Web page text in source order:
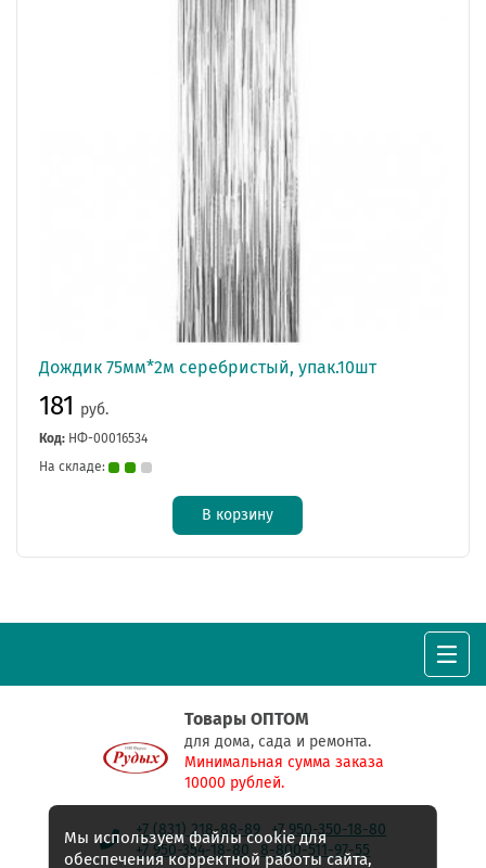
Дождик 75мм*2м серебристый, упак.10шт
181 руб.
Код: НФ-00016534
На складе:
В корзину
Товары ОПТОМ
для дома, сада и ремонта.
Минимальная сумма заказа
10000 рублей.
+7 (831) 218-88-89
+7 950-350-18-80
+7 950-354-18-80
8-800-511-97-55
Мы используем файлы cookie для
обеспечения корректной работы сайта,